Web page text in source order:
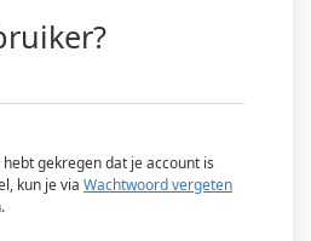
gekregen dat je account is
kun je via Wachtwoord vergeten